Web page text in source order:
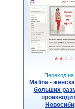
★★☆☆
Переход на
Malina -
больших